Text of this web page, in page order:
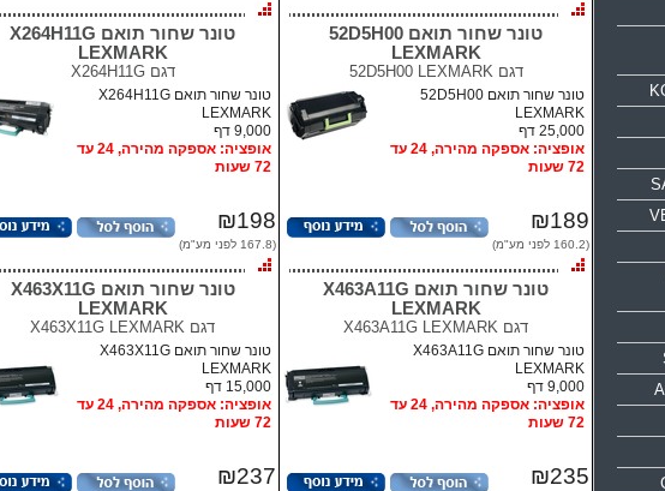
טונר שחור תואם 52D5H00
LEXMARK
דגם52D5H00 LEXMARK
טונר שחור תואם X264H11G
LEXMARK
דגםX264H11G
טונר שחור תואם 52D5H00
LEXMARK
25,000 דף
אופציה: אספקה מהירה, 24 עד
72 שעות
טונר שחור תואם X264H11G
LEXMARK
9,000 דף
אופציה: אספקה מהירה, 24 עד
72 שעות
₪189
(160.2 לפני מע"מ)
₪198
(167.8 לפני מע"מ)
טונר שחור תואם X463A11G
LEXMARK
דגם X463A11G LEXMARK
טונר שחור תואם X463X11G
LEXMARK
דגם X463X11G LEXMARK
טונר שחור תואם X463A11G
LEXMARK
9,000 דף
אופציה: אספקה מהירה, 24 עד
72 שעות
טונר שחור תואם X463X11G
LEXMARK
15,000 דף
אופציה: אספקה מהירה, 24 עד
72 שעות
₪235
₪237